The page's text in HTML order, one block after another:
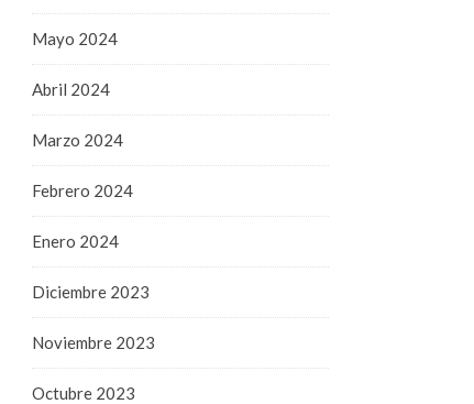
Mayo 2024
Abril 2024
Marzo 2024
Febrero 2024
Enero 2024
Diciembre 2023
Noviembre 2023
Octubre 2023